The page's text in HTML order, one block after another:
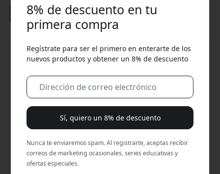
Explorar productos
ST-MEXS
5.0
Ratón inalámbrico Satechi
ST-MOTGK
8% de descuento en tu
primera compra
Regístrate para ser el primero en enterarte de los
nuevos productos y obtener un 8% de descuento
Sí, quiero un 8% de descuento
Nunca te enviaremos spam. Al registrarte, aceptas recibir
correos de marketing ocasionales, series educativas y
ofertas especiales.
Usa este código en la caja para obtener 8% de
descuento.